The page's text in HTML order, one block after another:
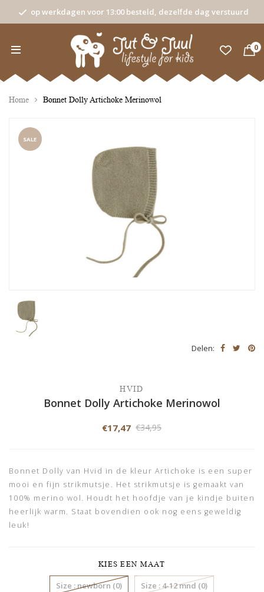
op werkdagen voor 13:00 besteld, dezelfde dag verstuurd
0
Home Bonnet Dolly Artichoke Merinowol
SALE
Delen:
HVID
Bonnet Dolly Artichoke Merinowol
€17,47 €34,95
Bonnet Dolly van Hvid in de kleur Artichoke is een super
mooi en fijn strikmutsje. Het strikmutsje is gemaakt van
100% merino wol. Houdt het hoofdje van je kindje buiten
heerlijk warm. Staat bovendien ook nog eens geweldig
leuk!
KIES EEN MAAT
Size : newborn (0) Size : 4-12 mnd (0)